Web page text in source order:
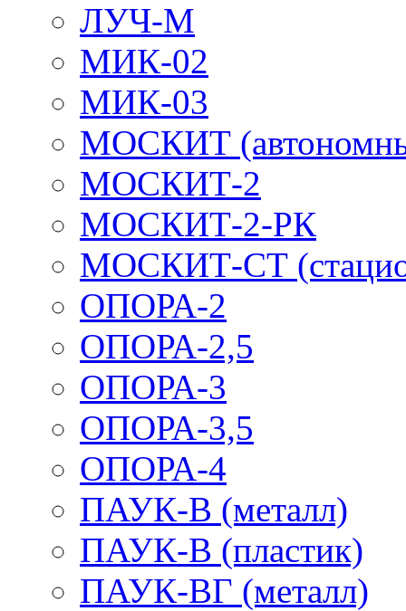
ЛУЧ-М
МИК-02
МИК-03
МОСКИТ
МОСКИТ-2
МОСКИТ-2-РК
МОСКИТ-СТ
ОПОРА-2
ОПОРА-2,5
ОПОРА-3
ОПОРА-3,5
ОПОРА-4
ПАУК-В (металл)
ПАУК-В (пластик)
ПАУК-ВГ (металл)